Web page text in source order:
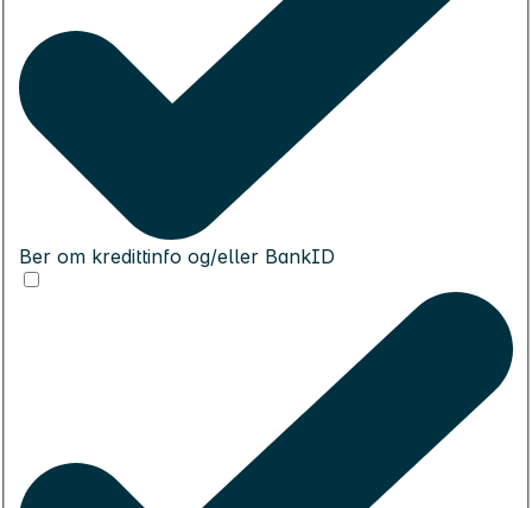
Ber om kredittinfo og/eller BankID